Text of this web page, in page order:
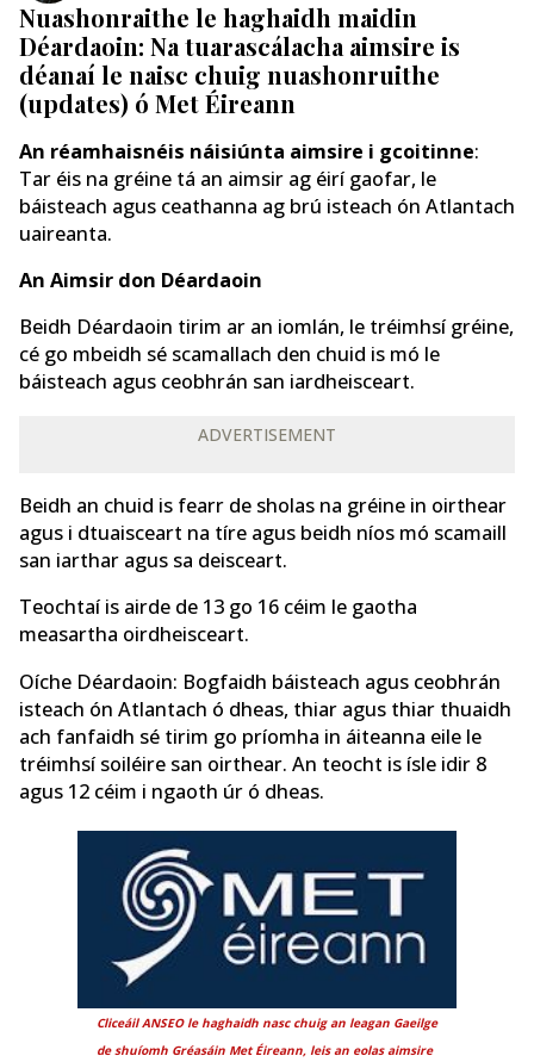
Nuashonraithe le haghaidh maidin
Déardaoin: Na tuarascálacha aimsire is
déanaí le naisc chuig nuashonruithe
(updates) ó Met Éireann
An réamhaisnéis náisiúnta aimsire i gcoitinne:
Tar éis na gréine tá an aimsir ag éirí gaofar, le
báisteach agus ceathanna ag brú isteach ón Atlantach
uaireanta.
An Aimsir don Déardaoin
Beidh Déardaoin tirim ar an iomlán, le tréimhsí gréine,
cé go mbeidh sé scamallach den chuid is mó le
báisteach agus ceobhrán san iardheisceart.
ADVERTISEMENT
Beidh an chuid is fearr de sholas na gréine in oirthear
agus i dtuaisceart na tíre agus beidh níos mó scamaill
san iarthar agus sa deisceart.
Teochtaí is airde de 13 go 16 céim le gaotha
measartha oirdheisceart.
Oíche Déardaoin: Bogfaidh báisteach agus ceobhrán
isteach ón Atlantach ó dheas, thiar agus thiar thuaidh
ach fanfaidh sé tirim go príomha in áiteanna eile le
tréimhsí soiléire san oirthear. An teocht is ísle idir 8
agus 12 céim i ngaoth úr ó dheas.
Cliceáil ANSEO le haghaidh nasc chuig an leagan Gaeilge
de shuíomh Gréasáin Met Éireann, leis an eolas aimsire